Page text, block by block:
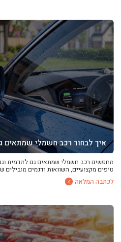
איך לבחור רכב חשמלי שמתאים
מחפשים רכב חשמלי שמתאים גם לתדמית
טיפים מקצועיים, השוואות ודגמים מובילים
לכתבה המלאה